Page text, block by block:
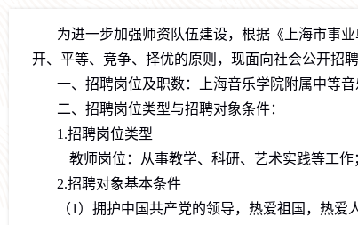
为进一步加强师资队伍建设，根据《上海市事
开、平等、竞争、择优的原则，现面向社会公开招聘
一、招聘岗位及职数：上海音乐学院附属中等
二、招聘岗位类型与招聘对象条件：
1.招聘岗位类型
教师岗位：从事教学、科研、艺术实践等工作
2.招聘对象基本条件
（1 ）拥护中国共产党的领导，热爱祖国，热爱